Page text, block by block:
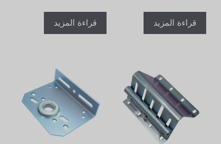
قراءة المزيد قراءة المزيد